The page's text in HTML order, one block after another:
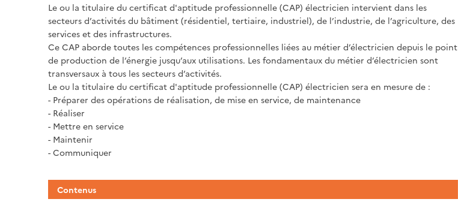
Le ou la titulaire du certificat d'aptitude professionnelle (CAP) électricien intervient dans les
secteurs d’activités du bâtiment (résidentiel, tertiaire, industriel), de l’industrie, de l’agriculture, des
services et des infrastructures.
Ce CAP aborde toutes les compétences professionnelles liées au métier d’électricien depuis le point
de production de l’énergie jusqu’aux utilisations. Les fondamentaux du métier d’électricien sont
transversaux à tous les secteurs d’activités.
Le ou la titulaire du certificat d'aptitude professionnelle (CAP) électricien sera en mesure de :
- Préparer des opérations de réalisation, de mise en service, de maintenance
- Réaliser
- Mettre en service
- Maintenir
- Communiquer
Contenus